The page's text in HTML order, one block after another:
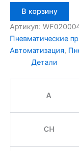
товара
Aignep
WF0200040
В корзину
Артикул:
Пневматические
Автоматизация,
Детали
A
CH